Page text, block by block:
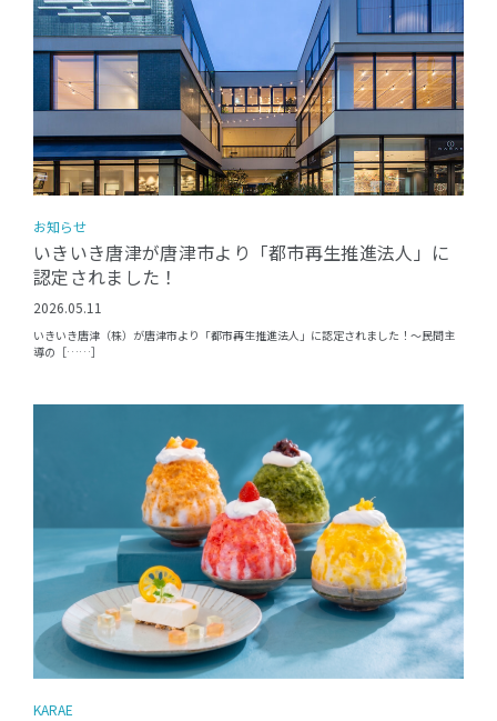
お知らせ
いきいき唐津が唐津市より「都市再生推進法人」に
認定されました！
2026.05.11
いきいき唐津（株）が唐津市より「都市再生推進法人」に認定されました！〜民間主
導の［……］
KARAE